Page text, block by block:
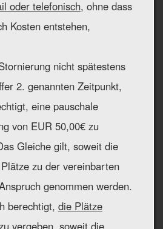
oder telefonisch, ohne dass
Kosten entstehen,
nicht spätestens
2. genannten Zeitpunkt,
eine pauschale
von EUR 50,00€ zu
Gleiche gilt, soweit die
zu der vereinbarten
genommen werden.
berechtigt, die Plätze
vergeben, soweit die